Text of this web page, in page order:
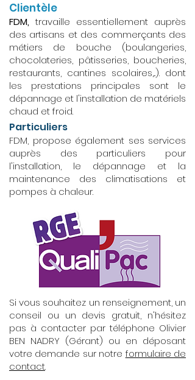
Clientèle
FDM, travaille essentiellement auprès
des artisans et des commerçants des
métiers de bouche (boulangeries,
chocolateries, pâtisseries, boucheries,
restaurants, cantines scolaires,...). dont
les prestations principales sont le
dépannage et l'installation de matériels
chaud et froid.
Particuliers
FDM, propose également ses services
auprès des particuliers pour
l'installation, le dépannage et la
maintenance des climatisations et
pompes à chaleur.
Si vous souhaitez un renseignement, un
conseil ou un devis gratuit, n'hésitez
pas à contacter par téléphone Olivier
BEN NADRY (Gérant) ou en déposant
votre demande sur notre formulaire de
contact.